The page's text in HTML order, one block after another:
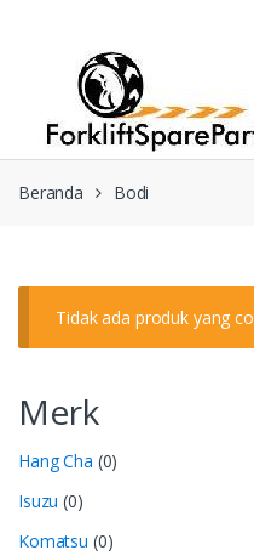
navigation
Beranda Bodi
Tidak ada produk yang
Merk
Hang Cha (0)
Isuzu (0)
Komatsu (0)